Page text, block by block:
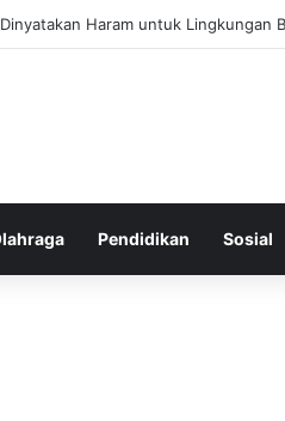
Haram untuk Lingkungan
Pendidikan Sosial